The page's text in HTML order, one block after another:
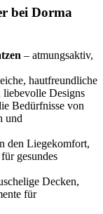
bei Dorma
– atmungsaktiv,
hautfreundliche
Designs
Bedürfnisse von
und
den Liegekomfort,
gesundes
Decken,
für